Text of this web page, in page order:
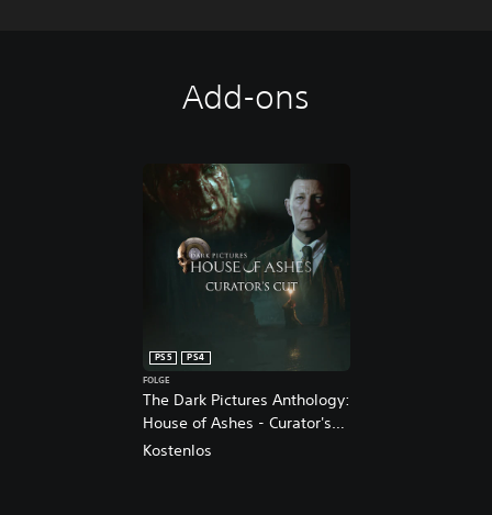
Add-ons
The Dark Pictures Anthology:
House of Ashes - Curator's
Cut PS4 & PS5
PS5
PS4
FOLGE
Kostenlos